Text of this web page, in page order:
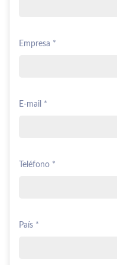
Empresa *
E-mail *
Teléfono *
País *